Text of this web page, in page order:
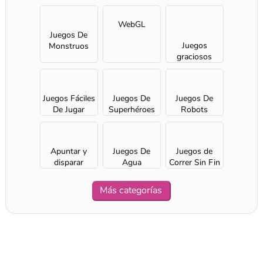
Juegos De
Monstruos
WebGL
Juegos
graciosos
para chicas
Juegos Fáciles
De Jugar
Juegos De
Superhéroes
Juegos De
Robots
Apuntar y
disparar
Juegos De
Agua
Juegos de
Correr Sin Fin
Más categorías